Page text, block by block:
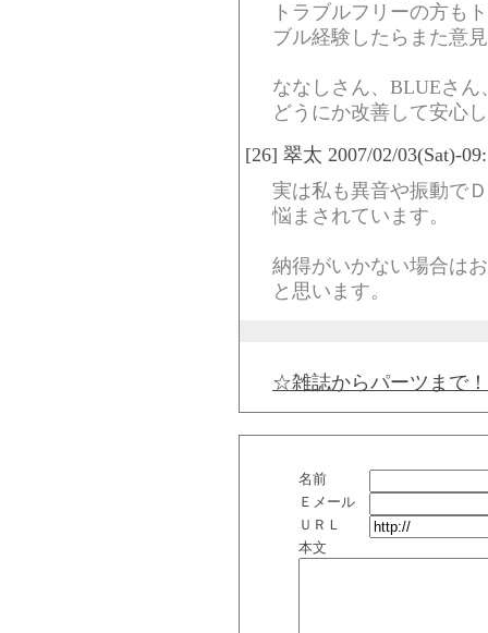
トラブルフリーの方も
ブル経験したらまた意
ななしさん、BLUEさ
どうにか改善して安心
[26] 翠太 2007/02/03(Sat)-
実は私も異音や振動で
悩まされています。
納得がいかない場合は
と思います。
☆雑誌からパーツまで
名前
Ｅメール
ＵＲＬ
本文